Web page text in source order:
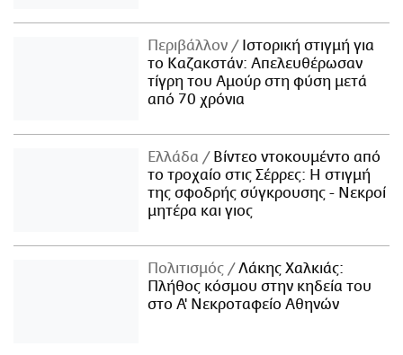
Περιβάλλον
Ιστορική στιγμή για
το Καζακστάν: Απελευθέρωσαν
τίγρη του Αμούρ στη φύση μετά
από 70 χρόνια
Ελλάδα
Βίντεο ντοκουμέντο από
το τροχαίο στις Σέρρες: Η στιγμή
της σφοδρής σύγκρουσης - Νεκροί
μητέρα και γιος
Πολιτισμός
Λάκης Χαλκιάς:
Πλήθος κόσμου στην κηδεία του
στο Α' Νεκροταφείο Αθηνών